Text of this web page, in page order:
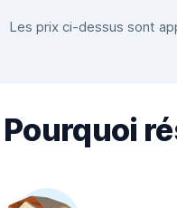
Les prix ci-dessus sont
Pourquoi